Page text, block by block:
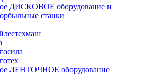
ДИСКОВОЕ оборудование и
станки
ЛЕНТОЧНОЕ оборудование